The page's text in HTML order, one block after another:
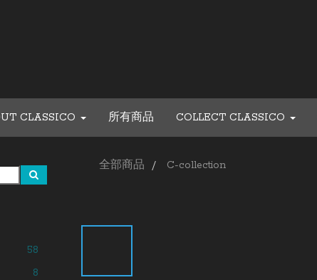
CLASSICO 所有商品 COLLECT CLASSICO
58
8
全部商品 C-collection